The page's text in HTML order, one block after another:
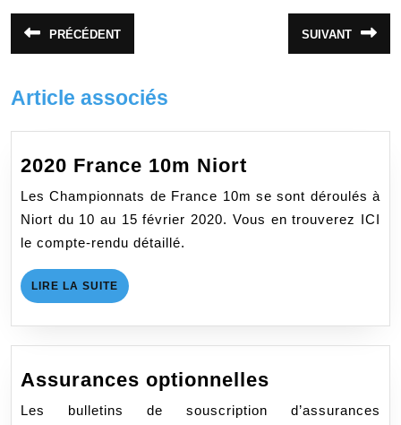
Navigation
de
PRÉCÉDENT
précédent
SUIVANT
suivant
Article associés
2020 France 10m Niort
France
10m
Les Championnats de France 10m se sont déroulés à
Niort du 10 au 15 février 2020. Vous en trouverez ICI
le compte-rendu détaillé.
LIRE LA SUITE LIRE
LA
Assurances optionnelles
optionnelles
Les bulletins de souscription d’assurances